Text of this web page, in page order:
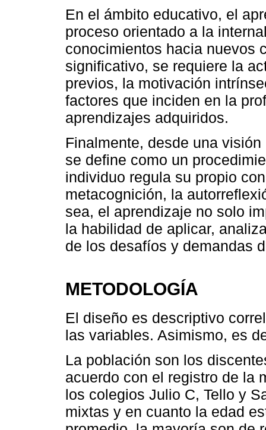
En el ámbito educativo, el
proceso orientado a la
conocimientos hacia nuevos
significativo, se requiere la
previos, la motivación
factores que inciden en la
aprendizajes adquiridos.
Finalmente, desde una
se define como un
individuo regula su propio
metacognición, la
sea, el aprendizaje no solo
la habilidad de aplicar,
de los desafíos y demandas
METODOLOGÍA
El diseño es descriptivo
las variables. Asimismo, es
La población son los
acuerdo con el registro de la
los colegios Julio C, Tello y
mixtas y en cuanto la edad